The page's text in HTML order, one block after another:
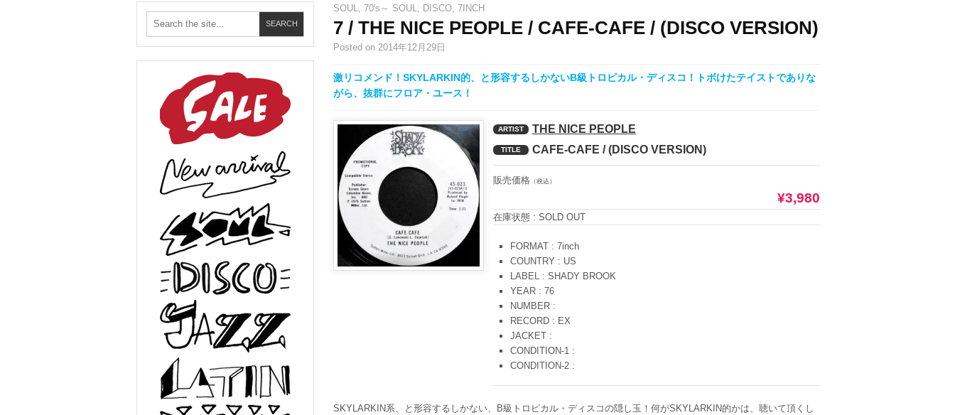
SOUL, 70's～ SOUL, DISCO, 7INCH
7 / THE NICE PEOPLE / CAFE-CAFE / (DISCO VERSION)
Posted on 2014年12月29日
激リコメンド！SKYLARKIN的、と形容するしかないB級トロピカル・ディスコ！トボけたテイストでありな
がら、抜群にフロア・ユース！
ARTIST THE NICE PEOPLE
TITLE CAFE-CAFE / (DISCO VERSION)
販売価格（税込）
¥3,980
在庫状態 : SOLD OUT
FORMAT : 7inch
COUNTRY : US
LABEL : SHADY BROOK
YEAR : 76
NUMBER :
RECORD : EX
JACKET :
CONDITION-1 :
CONDITION-2 :
SKYLARKIN系、と形容するしかない、B級トロピカル・ディスコの隠し玉！何がSKYLARKIN的かは、聴いて頂くし